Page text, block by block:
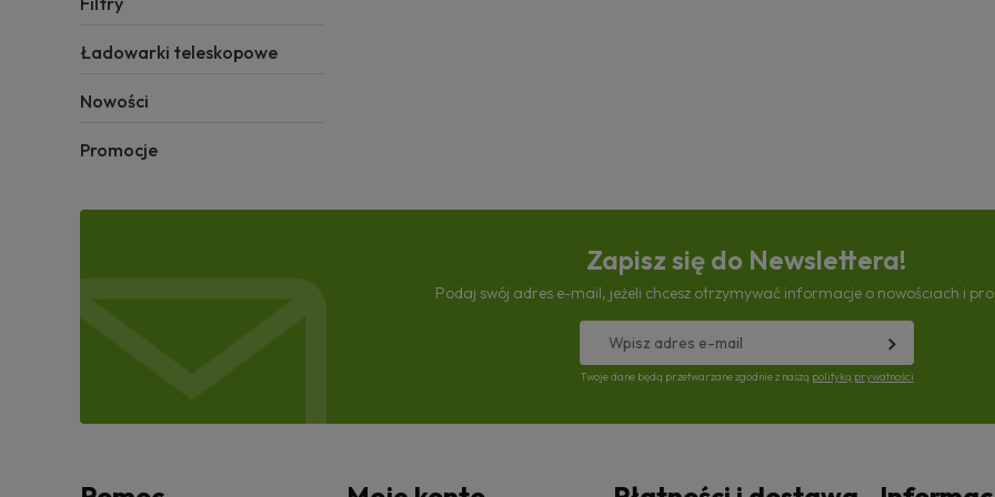
Ładowarki teleskopowe
Nowości
Promocje
Zapisz się do Newslettera!
Podaj swój adres e-mail, jeżeli chcesz otrzymywać informacje o nowościach i
Twoje dane będą przetwarzane zgodnie z naszą polityką prywatności